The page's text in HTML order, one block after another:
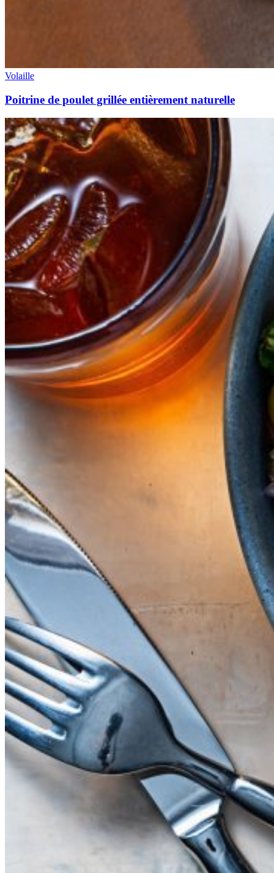
Volaille
Poitrine de poulet grillée entièrement naturelle